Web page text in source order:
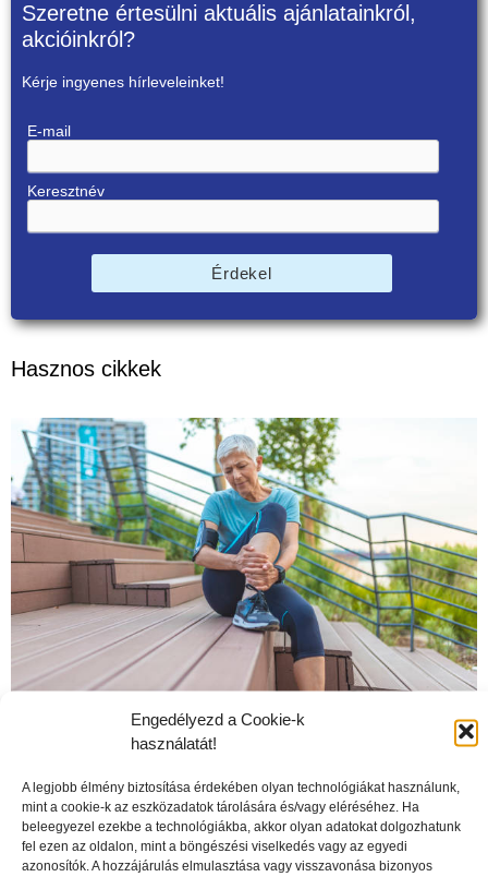
Engedélyezd a Cookie-k
használatát!
A legjobb élmény biztosítása érdekében olyan technológiákat használunk,
mint a cookie-k az eszközadatok tárolására és/vagy eléréséhez. Ha
beleegyezel ezekbe a technológiákba, akkor olyan adatokat dolgozhatunk
fel ezen az oldalon, mint a böngészési viselkedés vagy az egyedi
azonosítók. A hozzájárulás elmulasztása vagy visszavonása bizonyos
Szeretne értesülni aktuális ajánlatainkról,
akcióinkról?
Kérje ingyenes hírleveleinket!
E-mail
Keresztnév
Érdekel
Hasznos cikkek